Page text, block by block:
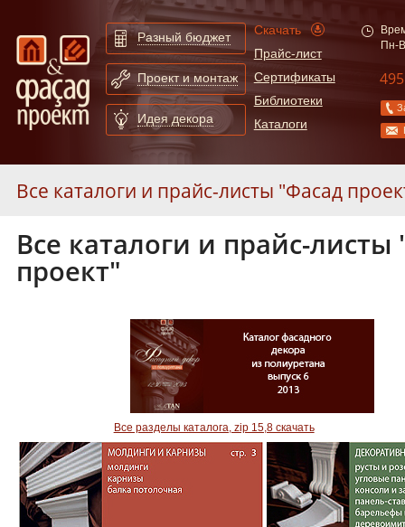
Разный бюджет
Проект и монтаж
Идея декора
Скачать
Прайс-лист
Сертификаты
Библиотеки
Каталоги
Пн-
Все каталоги и прайс-листы "Фасад
Вопросы
Технологии
Характеристики материалов
Инструкции по монтажу
Скачать библиотеки элементов
Раздел статей
Все каталоги и прайс-листы
проект"
Все разделы каталога, zip 15,8 скачать